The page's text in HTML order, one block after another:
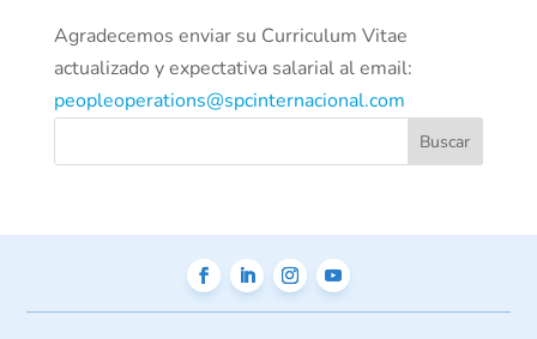
Agradecemos enviar su Curriculum Vitae
actualizado y expectativa salarial al email:
peopleoperations@spcinternacional.com